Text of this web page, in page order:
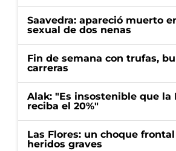
Saavedra: apareció muerto
sexual de dos nenas
Fin de semana con trufas,
carreras
Alak: "Es insostenible que
reciba el 20%"
Las Flores: un choque
heridos graves